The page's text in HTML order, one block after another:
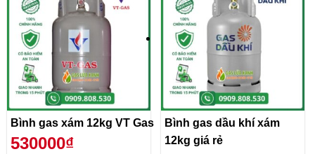
Bình gas xám 12kg VT Gas
530000₫
Bình gas dầu khí xám
12kg giá rẻ